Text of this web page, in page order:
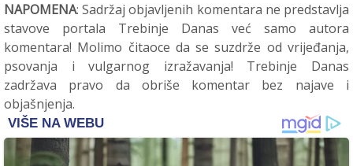
NAPOMENA: Sadržaj objavljenih komentara ne predstavlja
stavove portala Trebinje Danas već samo autora
komentara! Molimo čitaoce da se suzdrže od vrijeđanja,
psovanja i vulgarnog izražavanja! Trebinje Danas
zadržava pravo da obriše komentar bez najave i
objašnjenja.